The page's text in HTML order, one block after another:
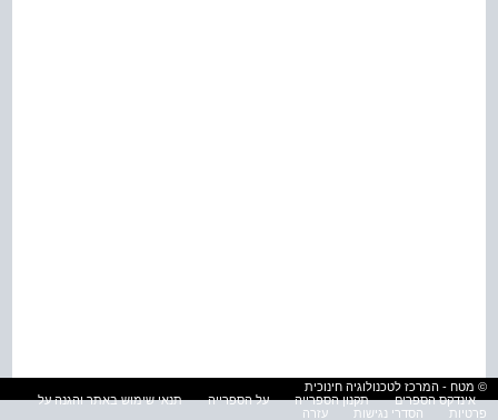
© מטח - המרכז לטכנולוגיה חינוכית
אינדקס הספרים
תקנון הספרייה על הספרייה
תנאי שימוש באתר והגנה על
פרטיות
הסדרי נגישות עזרה